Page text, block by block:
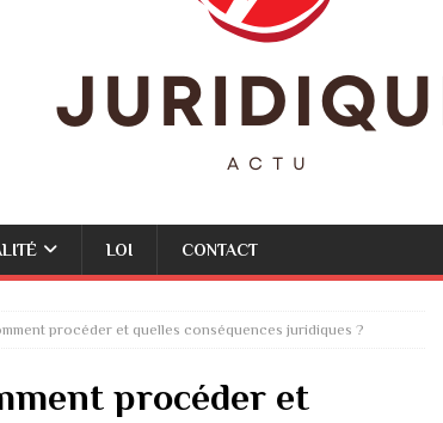
LOI CONTACT
procéder et quelles conséquences juridiques ?
procéder et